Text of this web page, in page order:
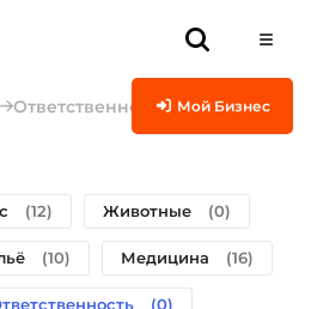
Ответственность Мой Бизнес
(12) Животные (0)
(10) Медицина (16)
(0)